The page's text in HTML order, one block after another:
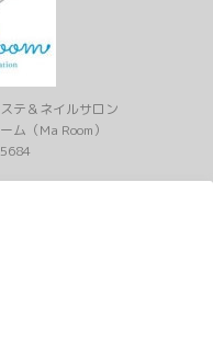
テ＆ネイルサロン
（Ma Room）